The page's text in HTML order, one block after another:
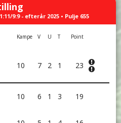
9:9 - efterår 2025 • Pulje 655
Kampe V U T Point
10 7 2 1 23
10 6 1 3 19